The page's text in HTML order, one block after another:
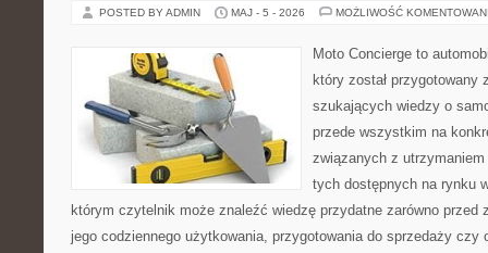
POSTED BY ADMIN MAJ - 5 - 2026 MOŻLIWOŚĆ
Moto Concierge to
który został przygotowany
szukających wiedzy o
przede wszystkim na
związanych z utrzymaniem
tych dostępnych na rynku
którym czytelnik może znaleźć wiedzę przydatne zarówno przed
jego codziennego użytkowania, przygotowania do sprzedaży czy